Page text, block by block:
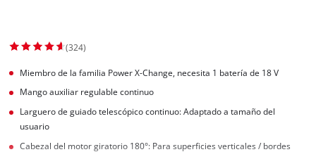
(324)
Miembro de la familia Power X-Change, necesita 1 batería de 18 V
Mango auxiliar regulable continuo
Larguero de guiado telescópico continuo: Adaptado a tamaño del
usuario
Cabezal del motor giratorio 180°: Para superficies verticales / bordes